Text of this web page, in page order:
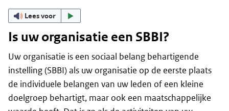
Lees voor
Is uw organisatie een SBBI?
Uw organisatie is een sociaal belang behartigende
instelling (SBBI) als uw organisatie op de eerste plaats
de individuele belangen van uw leden of een kleine
doelgroep behartigt, maar ook een maatschappelijke